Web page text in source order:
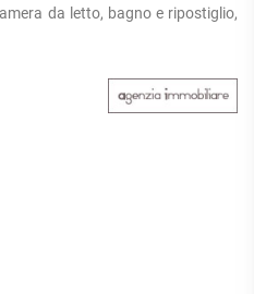
da letto, bagno e ripostiglio,